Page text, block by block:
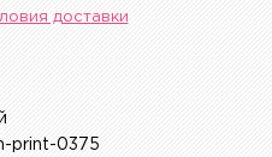
доставки
print-0375